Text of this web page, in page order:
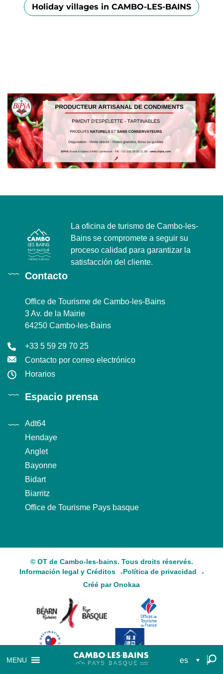
MENU es
Holiday villages in CAMBO-LES-BAINS
La oficina de turismo de Cambo-les-
Bains se compromete a seguir su
proceso calidad para garantizar la
satisfacción del cliente.
Contacto
Office de Tourisme de Cambo-les-Bains
3 Av. de la Mairie
64250 Cambo-les-Bains
+33 5 59 29 70 25
Contacto por correo electrónico
Horarios
Espacio prensa
Adt64
Hendaye
Anglet
Bayonne
Bidart
Biarritz
Office de Tourisme Pays basque
© OT de Cambo-les-bains. Tous droits réservés.
Información legal y Créditos
Política de privacidad
Créé par Onokaa